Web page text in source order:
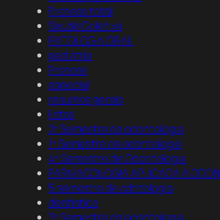
Prótese total
Saúde Coletiva
PATOLOGIA ORAL
pediatria
Prótese
especial
resumos gerais
listas
2º Semestre de odontologia
1º Semestre de odontologia
4º Semestre de Odontologia
FARMACOLOGIA APLICADA À
5 semestre de odntologia
dentistica